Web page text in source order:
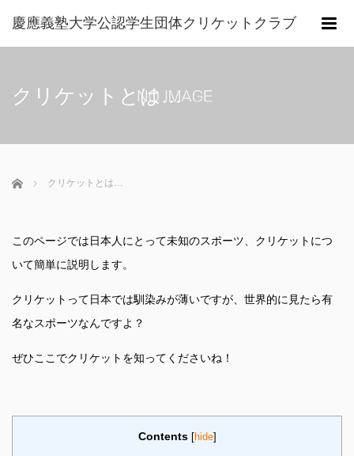
慶應義塾大学公認学生団体クリケットクラブ
クリケットとは…
ホーム クリケットとは…
このページでは日本人にとって未知のスポーツ、クリケットにつ
いて簡単に説明します。
クリケットって日本では馴染みが薄いですが、世界的に見たら有
名なスポーツなんですよ？
ぜひここでクリケットを知ってくださいね！
Contents hide]